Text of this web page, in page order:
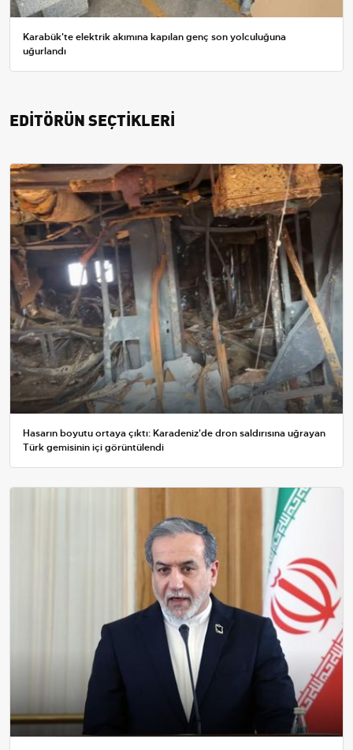
Karabük'te elektrik akımına kapılan genç son yolculuğuna
uğurlandı
EDİTÖRÜN SEÇTİKLERİ
Hasarın boyutu ortaya çıktı: Karadeniz'de dron saldırısına uğrayan
Türk gemisinin içi görüntülendi